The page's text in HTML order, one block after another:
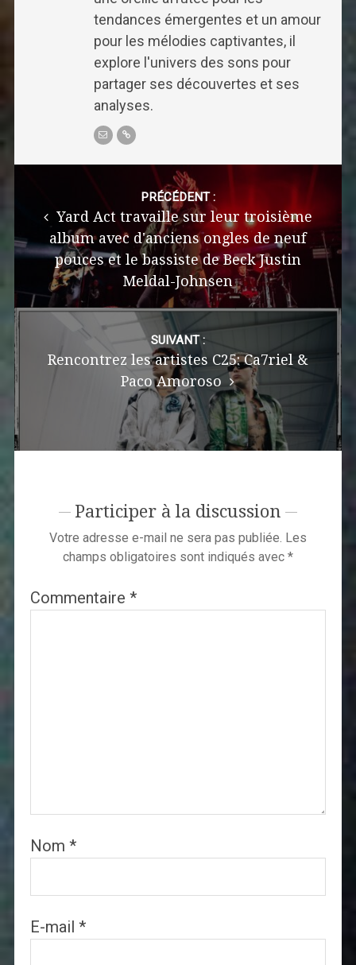
tendances émergentes et un amour
pour les mélodies captivantes, il
explore l'univers des sons pour
partager ses découvertes et ses
analyses.
PRÉCÉDENT :
Yard Act travaille sur leur troisième
album avec d'anciens ongles de neuf
pouces et le bassiste de Beck Justin
Meldal-Johnsen
SUIVANT :
Rencontrez les artistes C25: Ca7riel &
Paco Amoroso
Participer à la discussion
Votre adresse e-mail ne sera pas publiée. Les
champs obligatoires sont indiqués avec *
Commentaire *
Nom *
E-mail *